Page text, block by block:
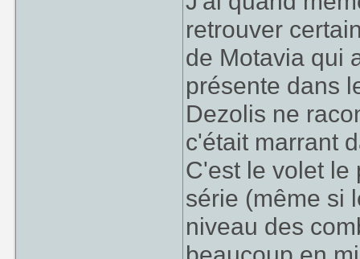
retrouver
de Motavia qui
présente dans
Dezolis ne
c'était marrant
C'est le volet le
série (même si
niveau des